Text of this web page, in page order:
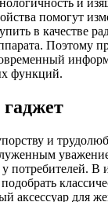
и
помогут
в качестве
Поэтому
функций.
и
В
аксессуар для